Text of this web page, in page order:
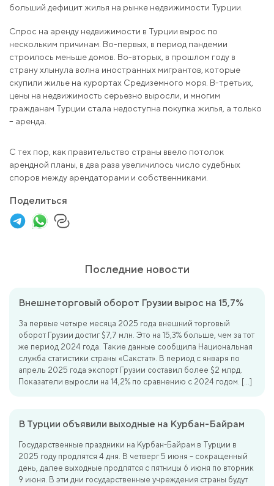
больший дефицит жилья на рынке недвижимости Турции.
Спрос на аренду недвижимости в Турции вырос по
нескольким причинам. Во-первых, в период пандемии
строилось меньше домов. Во-вторых, в прошлом году в
страну хлынула волна иностранных мигрантов, которые
скупили жилье на курортах Средиземного моря. В-третьих,
цены на недвижимость серьезно выросли, и многим
гражданам Турции стала недоступна покупка жилья, а только
– аренда.
С тех пор, как правительство страны ввело потолок
арендной планы, в два раза увеличилось число судебных
споров между арендаторами и собственниками.
Поделиться
Последние новости
Внешнеторговый оборот Грузии вырос на 15,7%
За первые четыре месяца 2025 года внешний торговый
оборот Грузии достиг $7,7 млн. Это на 15,3% больше, чем за тот
же период 2024 года. Такие данные сообщила Национальная
служба статистики страны «Сакстат». В период с января по
апрель 2025 года экспорт Грузии составил более $2 млрд.
Показатели выросли на 14,2% по сравнению с 2024 годом. […]
В Турции объявили выходные на Курбан-Байрам
Государственные праздники на Курбан-Байрам в Турции в
2025 году продлятся 4 дня. В четверг 5 июня – сокращенный
день, далее выходные продлятся с пятницы 6 июня по вторник
9 июня. В эти дни государственные учреждения страны будут